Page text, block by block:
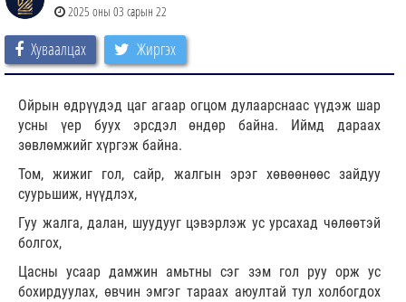
2025 оны 03 сарын 22
Хуваалцах Жиргэх
Ойрын өдрүүдэд цаг агаар огцом дулаарснаас үүдэж шар
усны үер буух эрсдэл өндөр байна. Иймд дараах
зөвлөмжийг хүргэж байна.
Том, жижиг гол, сайр, жалгын эрэг хөвөөнөөс зайдуу
суурьшиж, нүүдлэх,
Гуу жалга, далан, шуудууг цэвэрлэж ус урсахад чөлөөтэй
болгох,
Цасны усаар дамжин амьтны сэг зэм гол руу орж ус
бохирдуулах, өвчин эмгэг тараах аюултай тул холбогдох